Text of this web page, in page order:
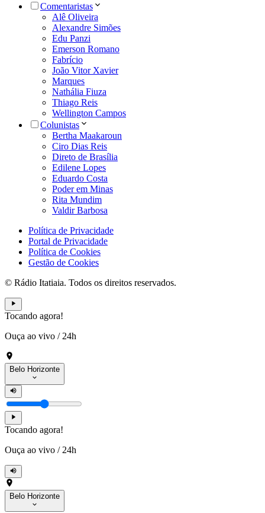
Comentaristas
Alê Oliveira
Alexandre Simões
Edu Panzi
Emerson Romano
Fabrício
João Vitor Xavier
Marques
Nathália Fiuza
Thiago Reis
Wellington Campos
Colunistas
Bertha Maakaroun
Ciro Dias Reis
Direto de Brasília
Edilene Lopes
Eduardo Costa
Poder em Minas
Rita Mundim
Valdir Barbosa
Política de Privacidade
Portal de Privacidade
Política de Cookies
Gestão de Cookies
© Rádio Itatiaia. Todos os direitos reservados.
Tocando agora!
Ouça ao vivo / 24h
Belo Horizonte
Tocando agora!
Ouça ao vivo / 24h
Belo Horizonte